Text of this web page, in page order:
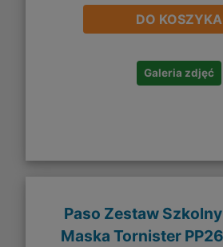
DO KOSZYKA
Galeria zdjęć
Paso Zestaw
Maska Tornister